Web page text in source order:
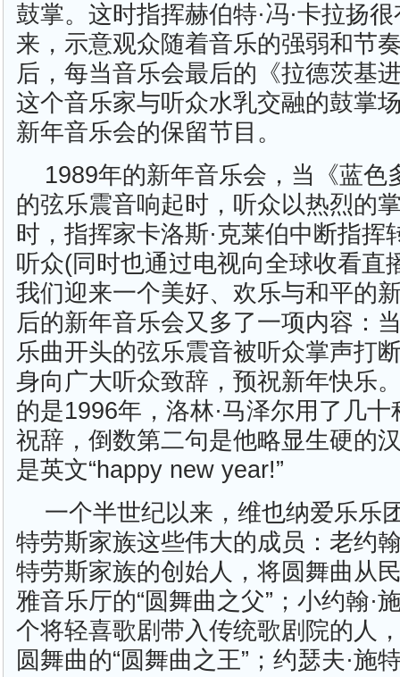
鼓掌。这时指挥赫伯特·冯·卡拉扬
来，示意观众随着音乐的强弱和节
后，每当音乐会最后的《拉德茨基
这个音乐家与听众水乳交融的鼓掌
新年音乐会的保留节目。
1989年的新年音乐会，当《蓝色
的弦乐震音响起时，听众以热烈的
时，指挥家卡洛斯·克莱伯中断指挥
听众(同时也通过电视向全球收看直
我们迎来一个美好、欢乐与和平的
后的新年音乐会又多了一项内容：
乐曲开头的弦乐震音被听众掌声打
身向广大听众致辞，预祝新年快乐
的是1996年，洛林·马泽尔用了几
祝辞，倒数第二句是他略显生硬的
是英文“happy new year!”
一个半世纪以来，维也纳爱乐乐
特劳斯家族这些伟大的成员：老约
特劳斯家族的创始人，将圆舞曲从
雅音乐厅的“圆舞曲之父”；小约翰
个将轻喜歌剧带入传统歌剧院的人
圆舞曲的“圆舞曲之王”；约瑟夫·